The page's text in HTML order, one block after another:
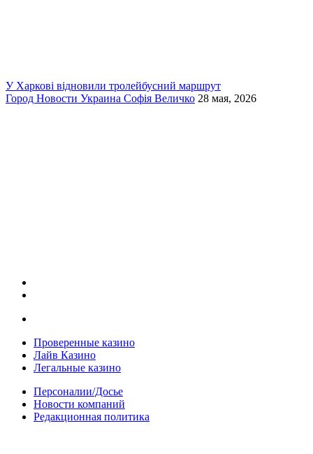
У Харкові відновили тролейбусний маршрут
Город Новости Украина Софія Величко 28 мая, 2026
Проверенные казино
Лайв Казино
Легальные казино
Персоналии/Досье
Новости компаний
Редакционная политика